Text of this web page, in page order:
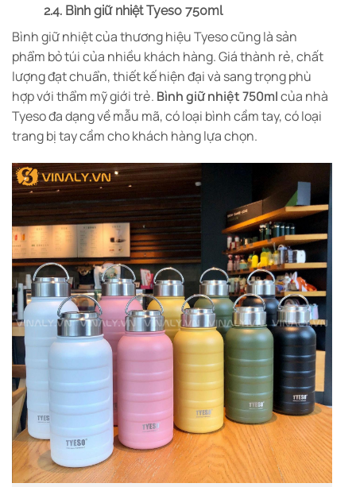
2.4. Bình giữ nhiệt Tyeso 750ml
Bình giữ nhiệt của thương hiệu Tyeso cũng là sản
phẩm bỏ túi của nhiều khách hàng. Giá thành rẻ, chất
lượng đạt chuẩn, thiết kế hiện đại và sang trọng phù
hợp với thẩm mỹ giới trẻ. Bình giữ nhiệt 750mlcủa nhà
Tyeso đa dạng về mẫu mã, có loại bình cầm tay, có loại
trang bị tay cầm cho khách hàng lựa chọn.